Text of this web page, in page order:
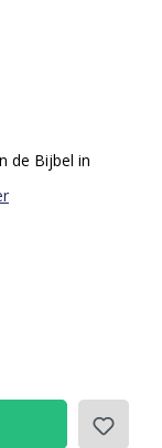
de Bijbel in